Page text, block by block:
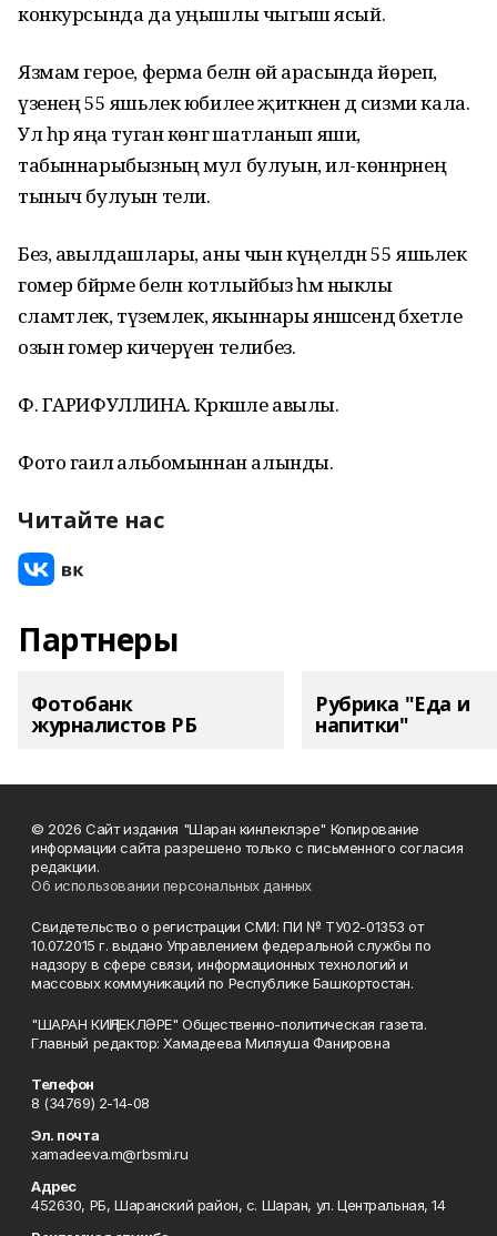
конкурсында да уңышлы чыгыш ясый.
Язмам герое, ферма белән өй арасында йөреп,
үзенең 55 яшьлек юбилее җиткәнен дә сизми кала.
Ул һәр яңа туган көнгә шатланып яши,
табыннарыбызның мул булуын, ил-көннәрнең
тыныч булуын тели.
Без, авылдашлары, аны чын күңелдән 55 яшьлек
гомер бәйрәме белән котлыйбыз һәм ныклы
сәламәтлек, түземлек, якыннары янәшәсендә бәхетле
озын гомер кичерүен телибез.
Ф. ГАРИФУЛЛИНА. Кәрәкәшле авылы.
Фото гаилә альбомыннан алынды.
Читайте нас
Партнеры
Фотобанк
журналистов РБ
Рубрика "Еда и
напитки"
© 2026 Сайт издания "Шаран кинлеклэре" Копирование
информации сайта разрешено только с письменного согласия
редакции.
Об использовании персональных данных
Свидетельство о регистрации СМИ: ПИ № ТУ02-01353 от
10.07.2015 г. выдано Управлением федеральной службы по
надзору в сфере связи, информационных технологий и
массовых коммуникаций по Республике Башкортостан.
"ШАРАН КИҢЛЕКЛӘРЕ" Общественно-политическая газета.
Главный редактор: Хамадеева Миляуша Фанировна
Телефон
8 (34769) 2-14-08
Эл. почта
xamadeeva.m@rbsmi.ru
Адрес
452630, РБ, Шаранский район, с. Шаран, ул. Центральная, 14